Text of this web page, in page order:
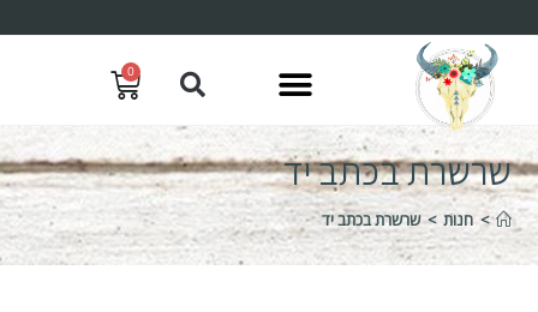
0
שרשרת בכתב יד
> חנות > שרשרת בכתב יד